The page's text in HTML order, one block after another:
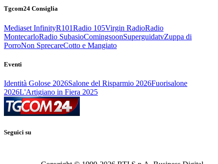
Tgcom24 Consiglia
Mediaset InfinityR101Radio 105Virgin RadioRadio
MontecarloRadio SubasioComingsoonSuperguidatvZuppa di
PorroNon SprecareCotto e Mangiato
Eventi
Identità Golose 2026Salone del Risparmio 2026Fuorisalone
2026L'Artigiano in Fiera 2025
Seguici su